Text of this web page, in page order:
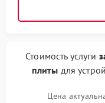
Стоимость услуги
плиты для
Цена